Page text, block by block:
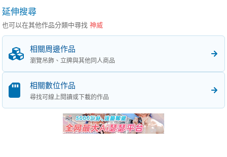
延伸搜尋
也可以在其他作品分類中尋找神威
相關周邊作品
瀏覽吊飾、立牌與其他同人商品
相關數位作品
尋找可線上閱讀或下載的作品